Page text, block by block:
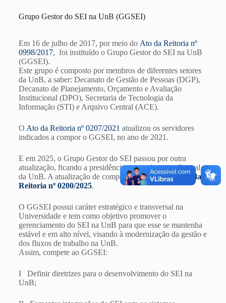
Grupo Gestor do SEI na UnB (GGSEI)
Em 16 de julho de 2017, por meio do Ato da Reitoria nº
0998/2017, foi instituído o Grupo Gestor do SEI na UnB
(GGSEI).
Este grupo é composto por membros de diferentes setores
da UnB, a saber: Decanato de Gestão de Pessoas (DGP),
Decanato de Planejamento, Orçamento e Avaliação
Institucional (DPO), Secretaria de Tecnologia da
Informação (STI) e Arquivo Central (ACE).
O Ato da Reitoria nº 0207/2021 atualizou os servidores
indicados a compor o GGSEI, no ano de 2021.
E em 2025, o Grupo Gestor do SEI passou por outra
atualização, ficando a presidência com o Arquivo Central
da UnB. A atualização de composição foi feita noAto da
Reitoria nº 0200/2025.
O GGSEI possui caráter estratégico e transversal na
Universidade e tem como objetivo promover o
gerenciamento do SEI na UnB para que esse se mantenha
estável e em alto nível, visando à modernização da gestão e
dos fluxos de trabalho na UnB.
Assim, compete ao GGSEI:
I Definir diretrizes para o desenvolvimento do SEI na
UnB;